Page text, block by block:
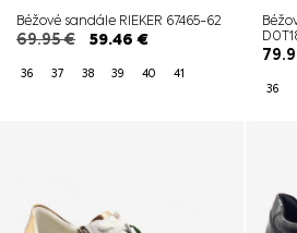
Béžové sandále RIEKER 67465-62
69.95€ 59.46 €
36 37 38 39 40 41
36